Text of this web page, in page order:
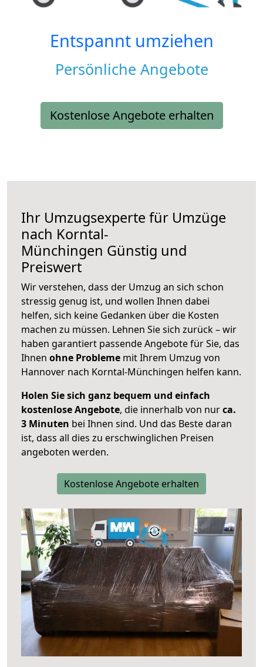
Entspannt umziehen
Persönliche Angebote
Kostenlose Angebote erhalten
Ihr Umzugsexperte für Umzüge
nach Korntal-
Münchingen Günstig und
Preiswert
Wir verstehen, dass der Umzug an sich schon
stressig genug ist, und wollen Ihnen dabei
helfen, sich keine Gedanken über die Kosten
machen zu müssen. Lehnen Sie sich zurück – wir
haben garantiert passende Angebote für Sie, das
Ihnen ohne Probleme mit Ihrem Umzug von
Hannover nach Korntal-Münchingen helfen kann.
Holen Sie sich ganz bequem und einfach
kostenlose Angebote, die innerhalb von nurca.
3 Minuten bei Ihnen sind. Und das Beste daran
ist, dass all dies zu erschwinglichen Preisen
angeboten werden.
Kostenlose Angebote erhalten